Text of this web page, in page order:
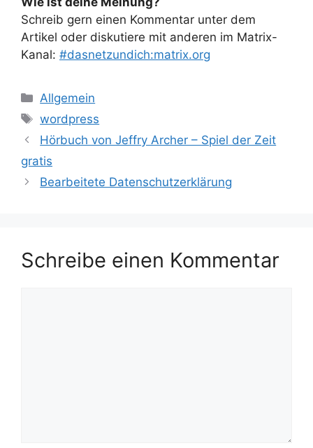
Schreib gern einen Kommentar unter dem
Artikel oder diskutiere mit anderen im Matrix-
Kanal: #dasnetzundich:matrix.org
Kategorien
Allgemein
Schlagwörter
wordpress
Hörbuch von Jeffry Archer – Spiel der Zeit
gratis
Bearbeitete Datenschutzerklärung
Schreibe einen Kommentar